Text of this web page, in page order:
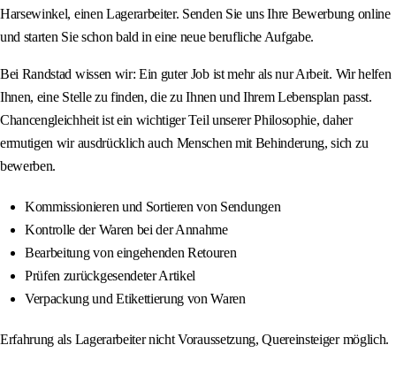
Harsewinkel, einen Lagerarbeiter. Senden Sie uns Ihre Bewerbung online
und starten Sie schon bald in eine neue berufliche Aufgabe.
Bei Randstad wissen wir: Ein guter Job ist mehr als nur Arbeit. Wir helfen
Ihnen, eine Stelle zu finden, die zu Ihnen und Ihrem Lebensplan passt.
Chancengleichheit ist ein wichtiger Teil unserer Philosophie, daher
ermutigen wir ausdrücklich auch Menschen mit Behinderung, sich zu
bewerben.
Kommissionieren und Sortieren von Sendungen
Kontrolle der Waren bei der Annahme
Bearbeitung von eingehenden Retouren
Prüfen zurückgesendeter Artikel
Verpackung und Etikettierung von Waren
Erfahrung als Lagerarbeiter nicht Voraussetzung, Quereinsteiger möglich.